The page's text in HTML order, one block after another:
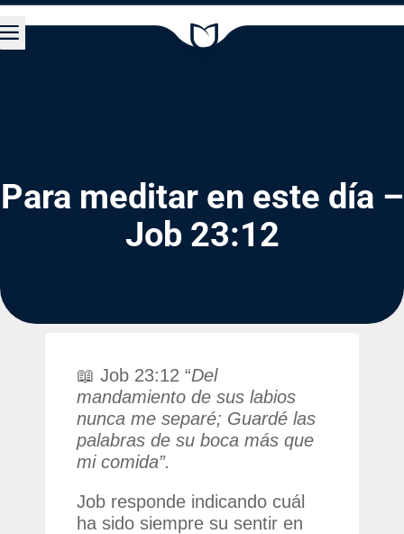
Para meditar en este día –
Job 23:12
📖 Job 23:12 “Del
mandamiento de sus labios
nunca me separé; Guardé las
palabras de su boca más que
mi comida”.
Job responde indicando cuál
ha sido siempre su sentir en